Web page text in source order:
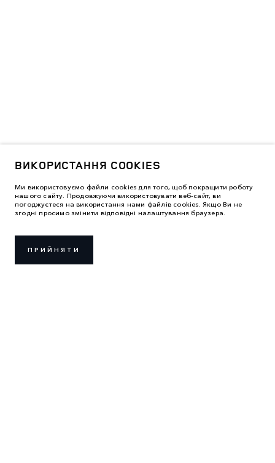
ВИКОРИСТАННЯ COOKIES
Ми використовуємо файли cookies для того, щоб покращити роботу
нашого сайту. Продовжуючи використовувати веб-сайт, ви
погоджуєтеся на використання нами файлів cookies. Якщо Ви не
згодні просимо змінити відповідні налаштування браузера.
ПРИЙНЯТИ